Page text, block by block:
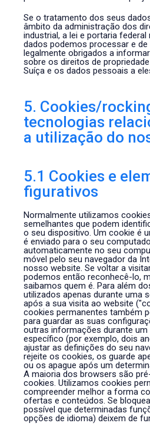
Se o tratamento dos seus
âmbito da administração dos
industrial, a lei e portaria federal
dados podemos processar e
legalmente obrigados a
sobre os direitos de
Suíça e os dados pessoais a
5. Cookies/
tecnologias
a utilização do
5.1 Cookies e
figurativos
Normalmente utilizamos
semelhantes que podem
o seu dispositivo. Um cookie é
é enviado para o seu
automaticamente no seu
móvel pelo seu navegador da
nosso website. Se voltar a
podemos então reconhecê-lo,
saibamos quem é. Para além
utilizados apenas durante uma
após a sua visita ao website
cookies permanentes também
para guardar as suas
outras informações durante um
específico (por exemplo, dois
ajustar as definições do seu
rejeite os cookies, os guarde
ou os apague após um
A maioria dos browsers são
cookies. Utilizamos cookies
compreender melhor a forma
ofertas e conteúdos. Se
possível que determinadas
opções de idioma) deixem de